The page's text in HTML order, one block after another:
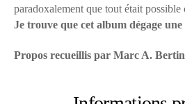
paradoxalement que tout était
Je trouve que cet album dégage une
Propos recueillis par Marc A. Bertin